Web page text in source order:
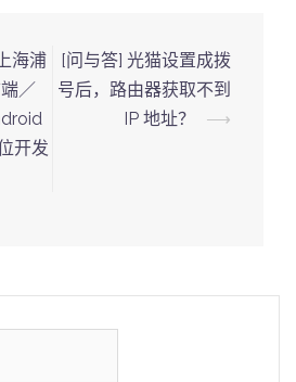
海浦
／
开发
[问与答] 光猫设置成拨
号后，路由器获取不到
IP 地址？
⟶